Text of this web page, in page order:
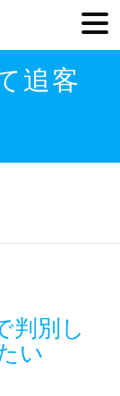
追客
判別し
い